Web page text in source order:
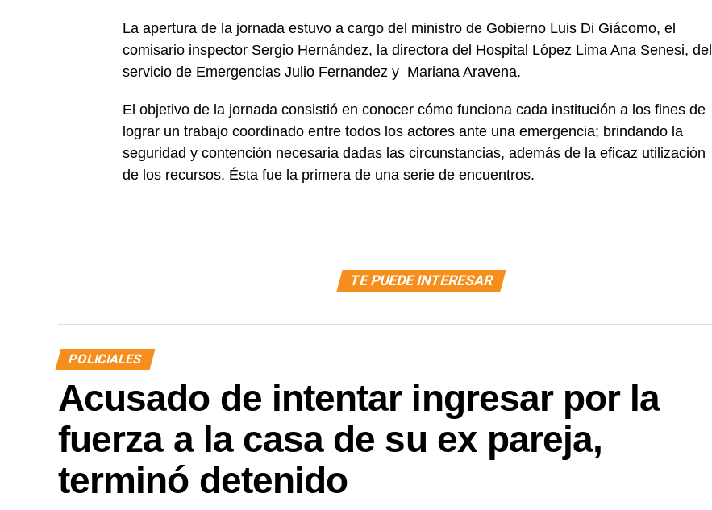
La apertura de la jornada estuvo a cargo del ministro de Gobierno Luis Di Giácomo, el
comisario inspector Sergio Hernández, la directora del Hospital López Lima Ana Senesi, del
servicio de Emergencias Julio Fernandez y Mariana Aravena.
El objetivo de la jornada consistió en conocer cómo funciona cada institución a los fines de
lograr un trabajo coordinado entre todos los actores ante una emergencia; brindando la
seguridad y contención necesaria dadas las circunstancias, además de la eficaz utilización
de los recursos. Ésta fue la primera de una serie de encuentros.
TE PUEDE INTERESAR
POLICIALES
Acusado de intentar ingresar por la
fuerza a la casa de su ex pareja,
terminó detenido